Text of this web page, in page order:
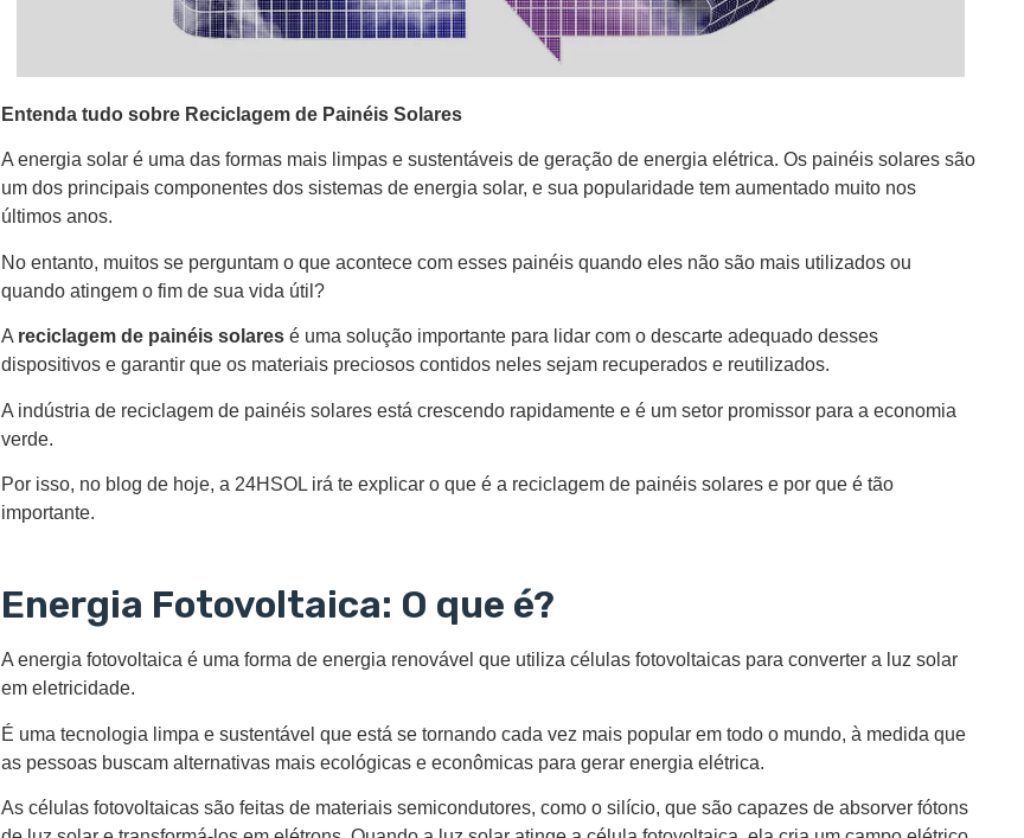
Entenda tudo sobre Reciclagem de Painéis Solares
A energia solar é uma das formas mais limpas e sustentáveis de geração de energia elétrica. Os painéis solares são
um dos principais componentes dos sistemas de energia solar, e sua popularidade tem aumentado muito nos
últimos anos.
No entanto, muitos se perguntam o que acontece com esses painéis quando eles não são mais utilizados ou
quando atingem o fim de sua vida útil?
A reciclagem de painéis solares é uma solução importante para lidar com o descarte adequado desses
dispositivos e garantir que os materiais preciosos contidos neles sejam recuperados e reutilizados.
A indústria de reciclagem de painéis solares está crescendo rapidamente e é um setor promissor para a economia
verde.
Por isso, no blog de hoje, a 24HSOL irá te explicar o que é a reciclagem de painéis solares e por que é tão
importante.
Energia Fotovoltaica: O que é?
A energia fotovoltaica é uma forma de energia renovável que utiliza células fotovoltaicas para converter a luz solar
em eletricidade.
É uma tecnologia limpa e sustentável que está se tornando cada vez mais popular em todo o mundo, à medida que
as pessoas buscam alternativas mais ecológicas e econômicas para gerar energia elétrica.
As células fotovoltaicas são feitas de materiais semicondutores, como o silício, que são capazes de absorver fótons